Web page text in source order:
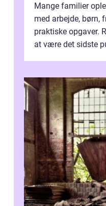
Mange familier
med arbejde, børn,
praktiske opgaver.
at være det sidste